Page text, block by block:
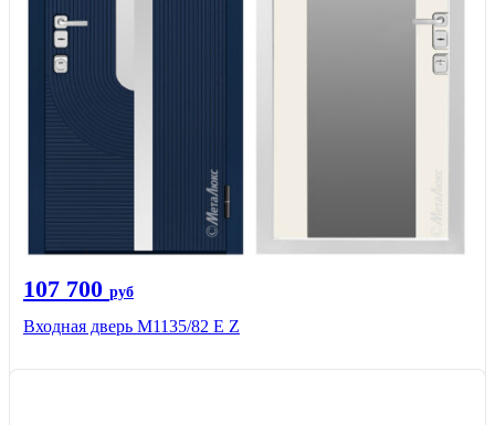
107 700 руб
Входная дверь М1135/82 Е Z